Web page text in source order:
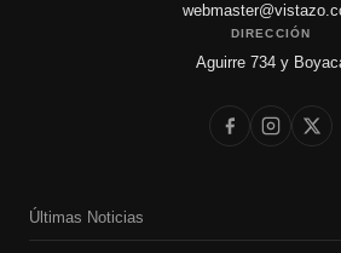
DIRECCIÓN
Aguirre 734 y
Últimas Noticias